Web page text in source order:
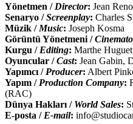
Yönetmen / Director: Jean
Senaryo /Screenplay: Charles
Müzik / Music: Joseph Kosma
Görüntü Yönetmeni /
Kurgu / Editing: Marthe
Oyuncular /Cast: Jean Gabin,
Yapımcı / Producer: Albert
Yapım / Production Company:
(RAC)
Dünya Hakları / World Sales:
E-posta /E-mail: